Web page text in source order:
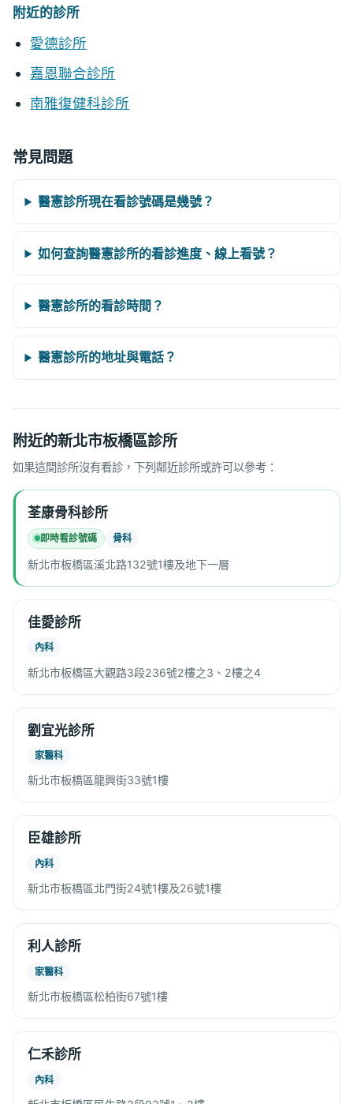
附近的診所
愛德診所
嘉恩聯合診所
南雅復健科診所
常見問題
醫憲診所現在看診號碼是幾號？
如何查詢醫憲診所的看診進度、線上看號？
醫憲診所的看診時間？
醫憲診所的地址與電話？
附近的新北市板橋區診所
如果這間診所沒有看診，下列鄰近診所或許可以參考：
荃康骨科診所
即時看診號碼 骨科
新北市板橋區溪北路132號1樓及地下一層
佳愛診所
內科
新北市板橋區大觀路3段236號2樓之3、2樓之4
劉宜光診所
家醫科
新北市板橋區龍興街33號1樓
臣雄診所
內科
新北市板橋區北門街24號1樓及26號1樓
利人診所
家醫科
新北市板橋區松柏街67號1樓
仁禾診所
內科